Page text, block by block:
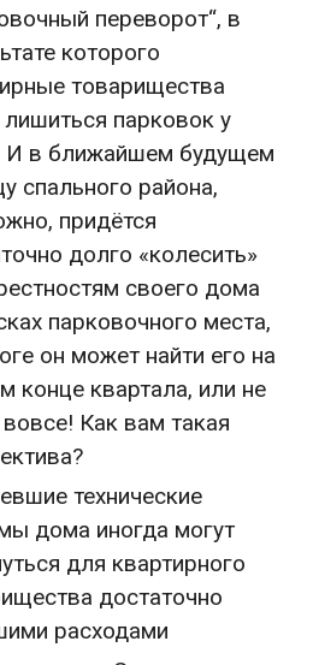
переворот“, в
которого
товарищества
лишиться парковок у
И в ближайшем будущем
спального района,
придётся
долго «колесить»
своего дома
парковочного места,
он может найти его на
конце квартала, или не
вовсе! Как вам такая
технические
дома иногда могут
для квартирного
достаточно
расходами